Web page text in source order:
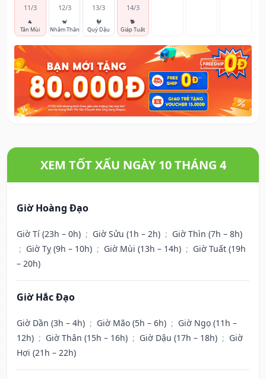
11/3
🐐
Tân Mùi
12/3
🐒
Nhâm Thân
13/3
🐓
Quý Dậu
14/3
🐕
Giáp Tuất
XEM TỐT XẤU NGÀY 10 THÁNG 4
Giờ Hoàng Đạo
Giờ Tí (23h – 0h) ; Giờ Sửu (1h – 2h) ; Giờ Thìn (7h – 8h)
; Giờ Tỵ (9h – 10h) ; Giờ Mùi (13h – 14h) ; Giờ Tuất (19h
– 20h)
Giờ Hắc Đạo
Giờ Dần (3h – 4h) ; Giờ Mão (5h – 6h) ; Giờ Ngọ (11h –
12h) ; Giờ Thân (15h – 16h) ; Giờ Dậu (17h – 18h) ; Giờ
Hợi (21h – 22h)